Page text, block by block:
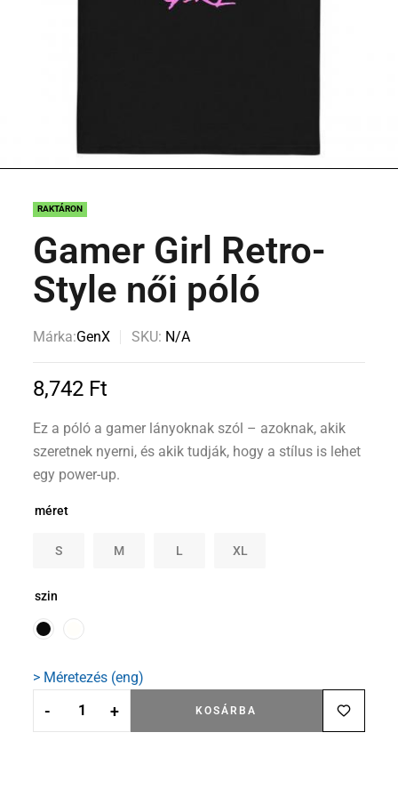
RAKTÁRON
Gamer Girl Retro-
Style női póló
Márka:GenX SKU: N/A
8,742 Ft
Ez a póló a gamer lányoknak szól – azoknak, akik
szeretnek nyerni, és akik tudják, hogy a stílus is lehet
egy power-up.
méret
S M L XL
szin
> Méretezés (eng)
- + KOSÁRBA